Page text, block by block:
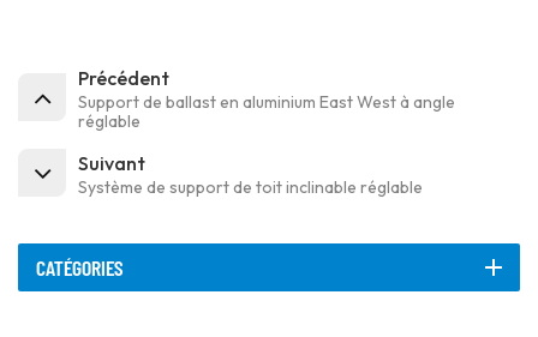
Précédent
Support de ballast en aluminium East West à angle
réglable
Suivant
Système de support de toit inclinable réglable
CATÉGORIES